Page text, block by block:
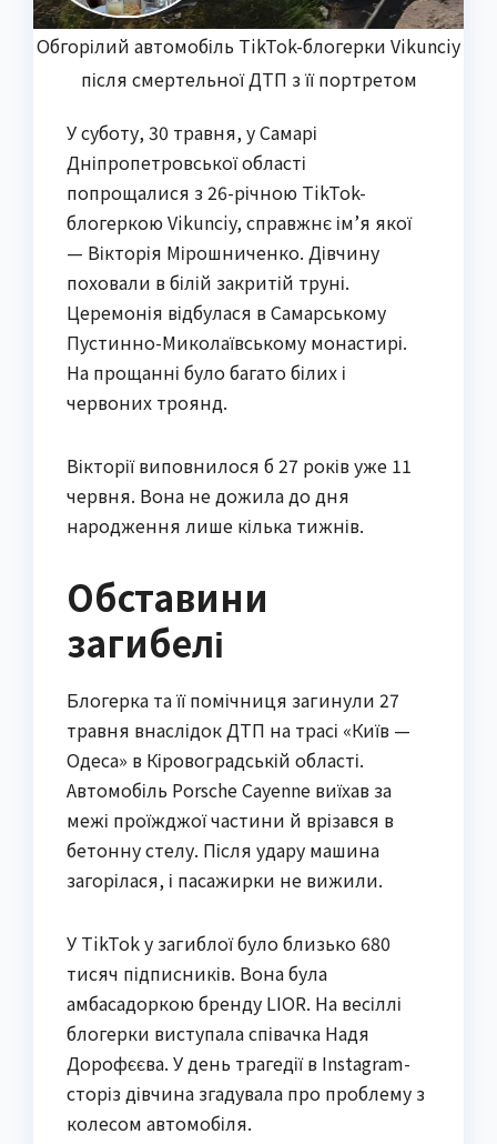
Обгорілий автомобіль TikTok-блогерки Vikunciy
після смертельної ДТП з її портретом
У суботу, 30 травня, у Самарі
Дніпропетровської області
попрощалися з 26-річною TikTok-
блогеркою Vikunciy, справжнє ім’я якої
— Вікторія Мірошниченко. Дівчину
поховали в білій закритій труні.
Церемонія відбулася в Самарському
Пустинно-Миколаївському монастирі.
На прощанні було багато білих і
червоних троянд.
Вікторії виповнилося б 27 років уже 11
червня. Вона не дожила до дня
народження лише кілька тижнів.
Обставини
загибелі
Блогерка та її помічниця загинули 27
травня внаслідок ДТП на трасі «Київ —
Одеса» в Кіровоградській області.
Автомобіль Porsche Cayenne виїхав за
межі проїжджої частини й врізався в
бетонну стелу. Після удару машина
загорілася, і пасажирки не вижили.
У TikTok у загиблої було близько 680
тисяч підписників. Вона була
амбасадоркою бренду LIOR. На весіллі
блогерки виступала співачка Надя
Дорофєєва. У день трагедії в Instagram-
сторіз дівчина згадувала про проблему з
колесом автомобіля.